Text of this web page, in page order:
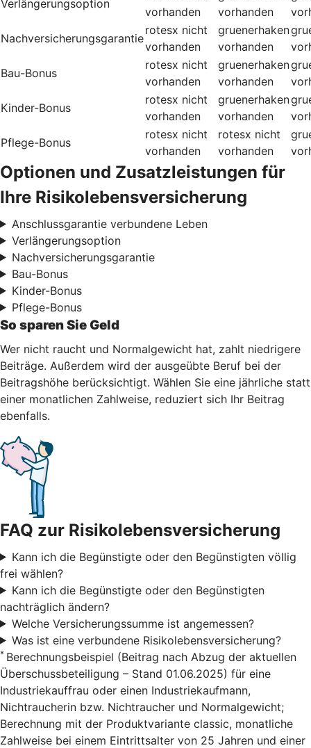
Verlängerungsoption
vorhanden
vorhanden
Nachversicherungsgarantie
rotesx nicht
vorhanden
gruenerhaken
vorhanden
Bau-Bonus
rotesx nicht
vorhanden
gruenerhaken
vorhanden
Kinder-Bonus
rotesx nicht
vorhanden
gruenerhaken
vorhanden
Pflege-Bonus
rotesx nicht
vorhanden
rotesx nicht
vorhanden
Optionen und Zusatzleistungen für
Ihre Risikolebensversicherung
Anschlussgarantie verbundene Leben
Verlängerungsoption
Nachversicherungsgarantie
Bau-Bonus
Kinder-Bonus
Pflege-Bonus
So sparen Sie Geld
Wer nicht raucht und Normalgewicht hat, zahlt niedrigere
Beiträge. Außerdem wird der ausgeübte Beruf bei der
Beitragshöhe berücksichtigt. Wählen Sie eine jährliche statt
einer monatlichen Zahlweise, reduziert sich Ihr Beitrag
ebenfalls.
FAQ zur Risikolebensversicherung
Kann ich die Begünstigte oder den Begünstigten völlig
frei wählen?
Kann ich die Begünstigte oder den Begünstigten
nachträglich ändern?
Welche Versicherungssumme ist angemessen?
Was ist eine verbundene Risikolebensversicherung?
* Berechnungsbeispiel (Beitrag nach Abzug der aktuellen
Überschussbeteiligung – Stand 01.06.2025) für eine
Industriekauffrau oder einen Industriekaufmann,
Nichtraucherin bzw. Nichtraucher und Normalgewicht;
Berechnung mit der Produktvariante classic, monatliche
Zahlweise bei einem Eintrittsalter von 25 Jahren und einer